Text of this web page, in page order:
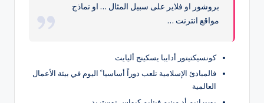
بروشور او فلاير على سبيل المثال … او نماذج
مواقع انترنت …
كونسيكتيتور أدايبا يسكينج أليايت
فالمبادئ الإسلامية تلعب دوراً أساسيا ً اليوم في بيئة الأعمال
العالمية